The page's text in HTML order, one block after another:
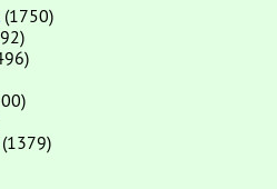
(1750)
(1379)